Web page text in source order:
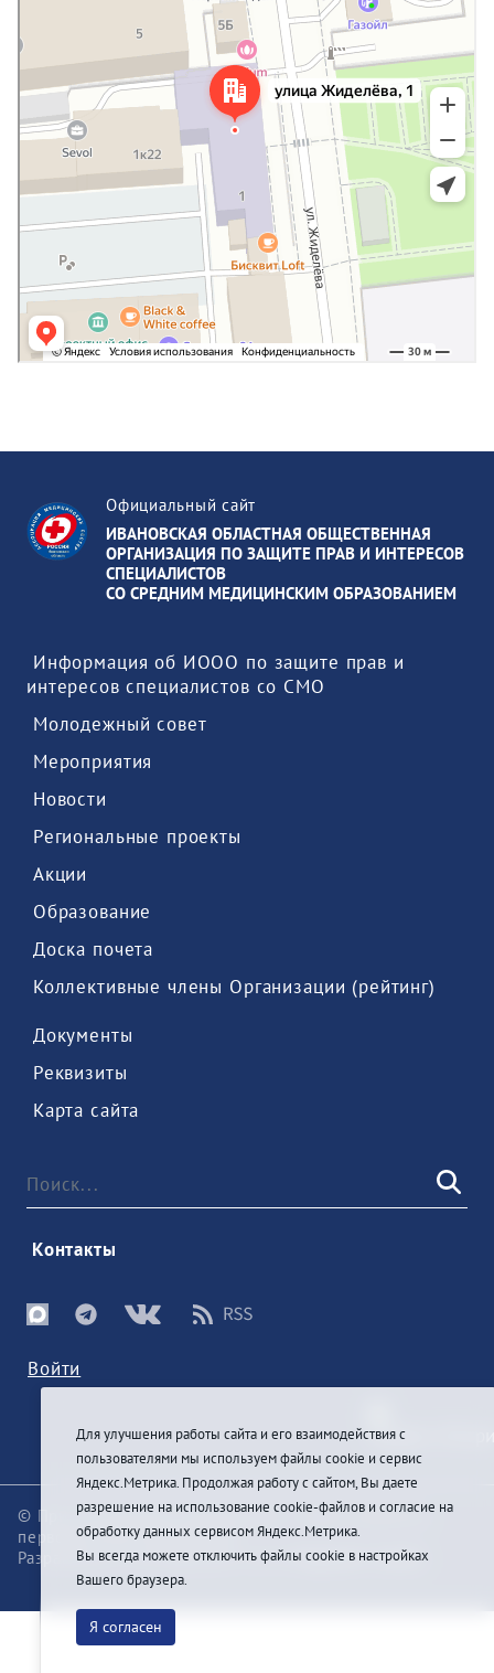
Официальный сайт
ИВАНОВСКАЯ ОБЛАСТНАЯ ОБЩЕСТВЕННАЯ
ОРГАНИЗАЦИЯ ПО ЗАЩИТЕ ПРАВ И ИНТЕРЕСОВ
СПЕЦИАЛИСТОВ
СО СРЕДНИМ МЕДИЦИНСКИМ ОБРАЗОВАНИЕМ
интересов специалистов со СМО
Молодежный совет
Мероприятия
Новости
Региональные проекты
Акции
Образование
Доска почета
Коллективные члены Организации (рейтинг)
Документы
Реквизиты
Карта сайта
Контакты
Войти
© При цитировании информации с сайта ссылка на
первоисточник обязательна
Разработка и техподдержка сайтаPragmatic Studio
Для улучшения работы сайта и его взаимодействия с
пользователями мы используем файлы cookie и сервис
Яндекс.Метрика. Продолжая работу с сайтом, Вы даете
разрешение на использование cookie-файлов и согласие на
обработку данных сервисом Яндекс.Метрика.
Вы всегда можете отключить файлы cookie в настройках
Вашего браузера.
Я согласен